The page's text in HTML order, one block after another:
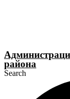
района
Search